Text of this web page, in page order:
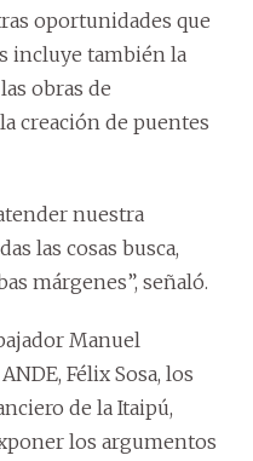
oportunidades que
incluye también la
obras de
creación de puentes
nuestra
las cosas busca,
márgenes”, señaló.
Manuel
Félix Sosa, los
de la Itaipú,
los argumentos